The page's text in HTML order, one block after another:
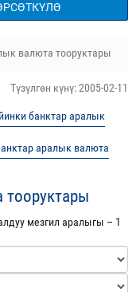
валюта тооруктары
Түзүлгөн күнү: 2005-02-11
банктар аралык
аралык валюта
мезгил аралыгы – 1